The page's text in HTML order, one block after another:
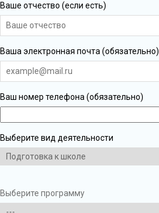
Ваше отчество (если есть)
Ваша электронная почта (обязательно)
Ваш номер телефона (обязательно)
Выберите вид деятельности
Выберите программу